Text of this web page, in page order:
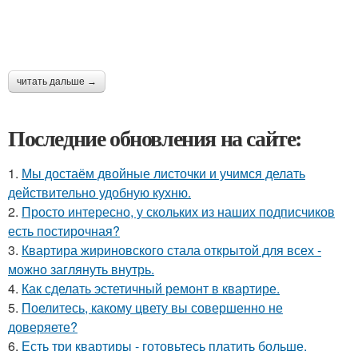
читать дальше →
Последние обновления на сайте:
1. Мы достаём двойные листочки и учимся делать
действительно удобную кухню.
2. Просто интересно, у скольких из наших подписчиков
есть постирочная?
3. Квартира жириновского стала открытой для всех -
можно заглянуть внутрь.
4. Как сделать эстетичный ремонт в квартире.
5. Поелитесь, какому цвету вы совершенно не
доверяете?
6. Есть три квартиры - готовьтесь платить больше.